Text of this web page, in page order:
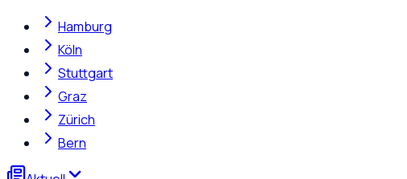
Hamburg
Köln
Stuttgart
Graz
Zürich
Bern